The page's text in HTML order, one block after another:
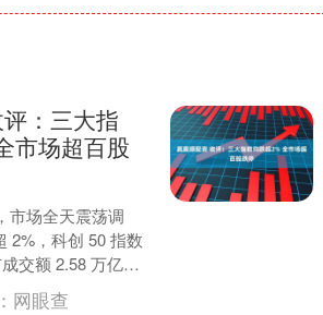
：三大指
市场超百股
市场全天震荡调
2%，科创 50 指数
交额 2.58 万亿，
2508 亿。....
网眼查